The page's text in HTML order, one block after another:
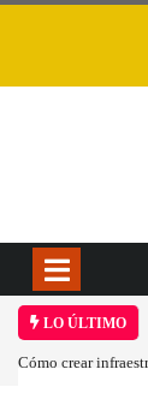
LO ÚLTIMO
Las tarjetas